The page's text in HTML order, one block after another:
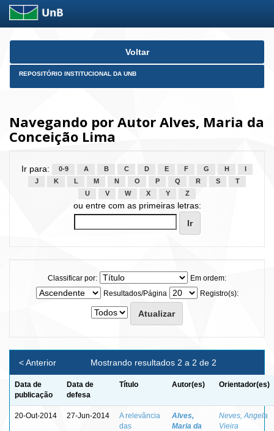
Skip
Voltar
REPOSITÓRIO INSTITUCIONAL DA UNB
Navegando por Autor Alves, Maria da
Conceição Lima
Ir para: 0-9 A B C D E F G H
J
K L M N O P Q R S
T
U
V W X Y Z
ou entre com as primeiras letras:
Classificar por:
Em ordem:
Resultados/Página
Registro(s):
Mostrando resultados 2 a 2 de 2
< Anterior
Data de
publicação
Data de
defesa
Título Autor(es) Orientador(es)
20-Out-2014 27-Jun-2014
A relevância
das
Alves,
Maria da
Neves, Angela
Vieira